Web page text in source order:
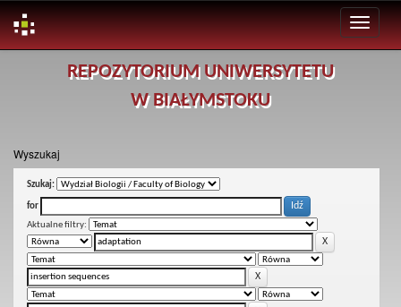
REPOZYTORIUM UNIWERSYTETU
W BIAŁYMSTOKU
Wyszukaj
Szukaj:
for
Aktualne filtry: